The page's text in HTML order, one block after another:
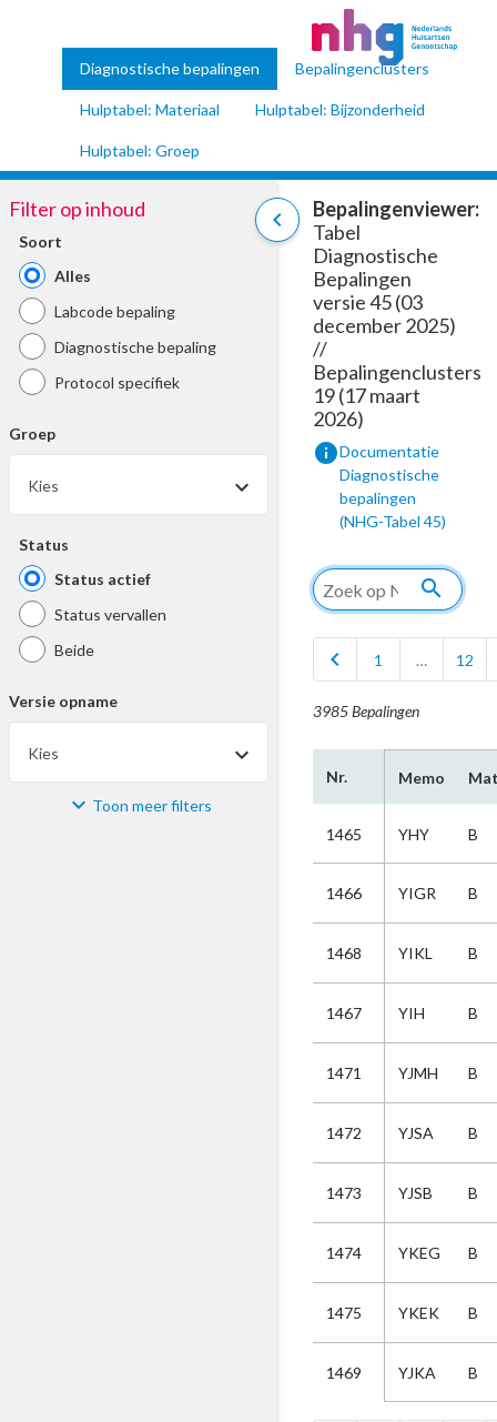
Diagnostische bepalingen Bepalingenclusters
Hulptabel: Materiaal Hulptabel: Bijzonderheid
Hulptabel: Groep
chevron_left
Filter op inhoud
Soort
Alles
Labcode bepaling
Diagnostische bepaling
Protocol specifiek
Groep
Kies
Status
Status actief
Status vervallen
Beide
Versie opname
Kies
Materiaal Toon meer filters
Bepalingenviewer:
Tabel
Diagnostische
Bepalingen
versie 45 (03
december 2025)
//
Bepalingenclusters
19 (17 maart
2026)
infoDocumentatie
Diagnostische
bepalingen
(NHG-Tabel 45)
search
chevron_left 1 … 12
3985 Bepalingen
Nr. Memo
1465 YHY B
1466 YIGR B
1468 YIKL B
1467 YIH B
1471 YJMH B
1472 YJSA B
1473 YJSB B
1474 YKEG B
1475 YKEK B
1469 YJKA B